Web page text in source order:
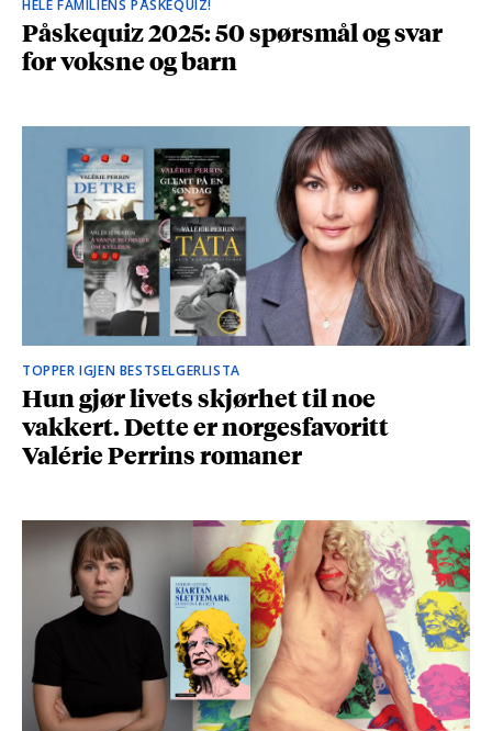
HELE FAMILIENS PÅSKEQUIZ!
Påskequiz 2025: 50 spørsmål og svar
for voksne og barn
TOPPER IGJEN BESTSELGERLISTA
Hun gjør livets skjørhet til noe
vakkert. Dette er norgesfavoritt
Valérie Perrins romaner